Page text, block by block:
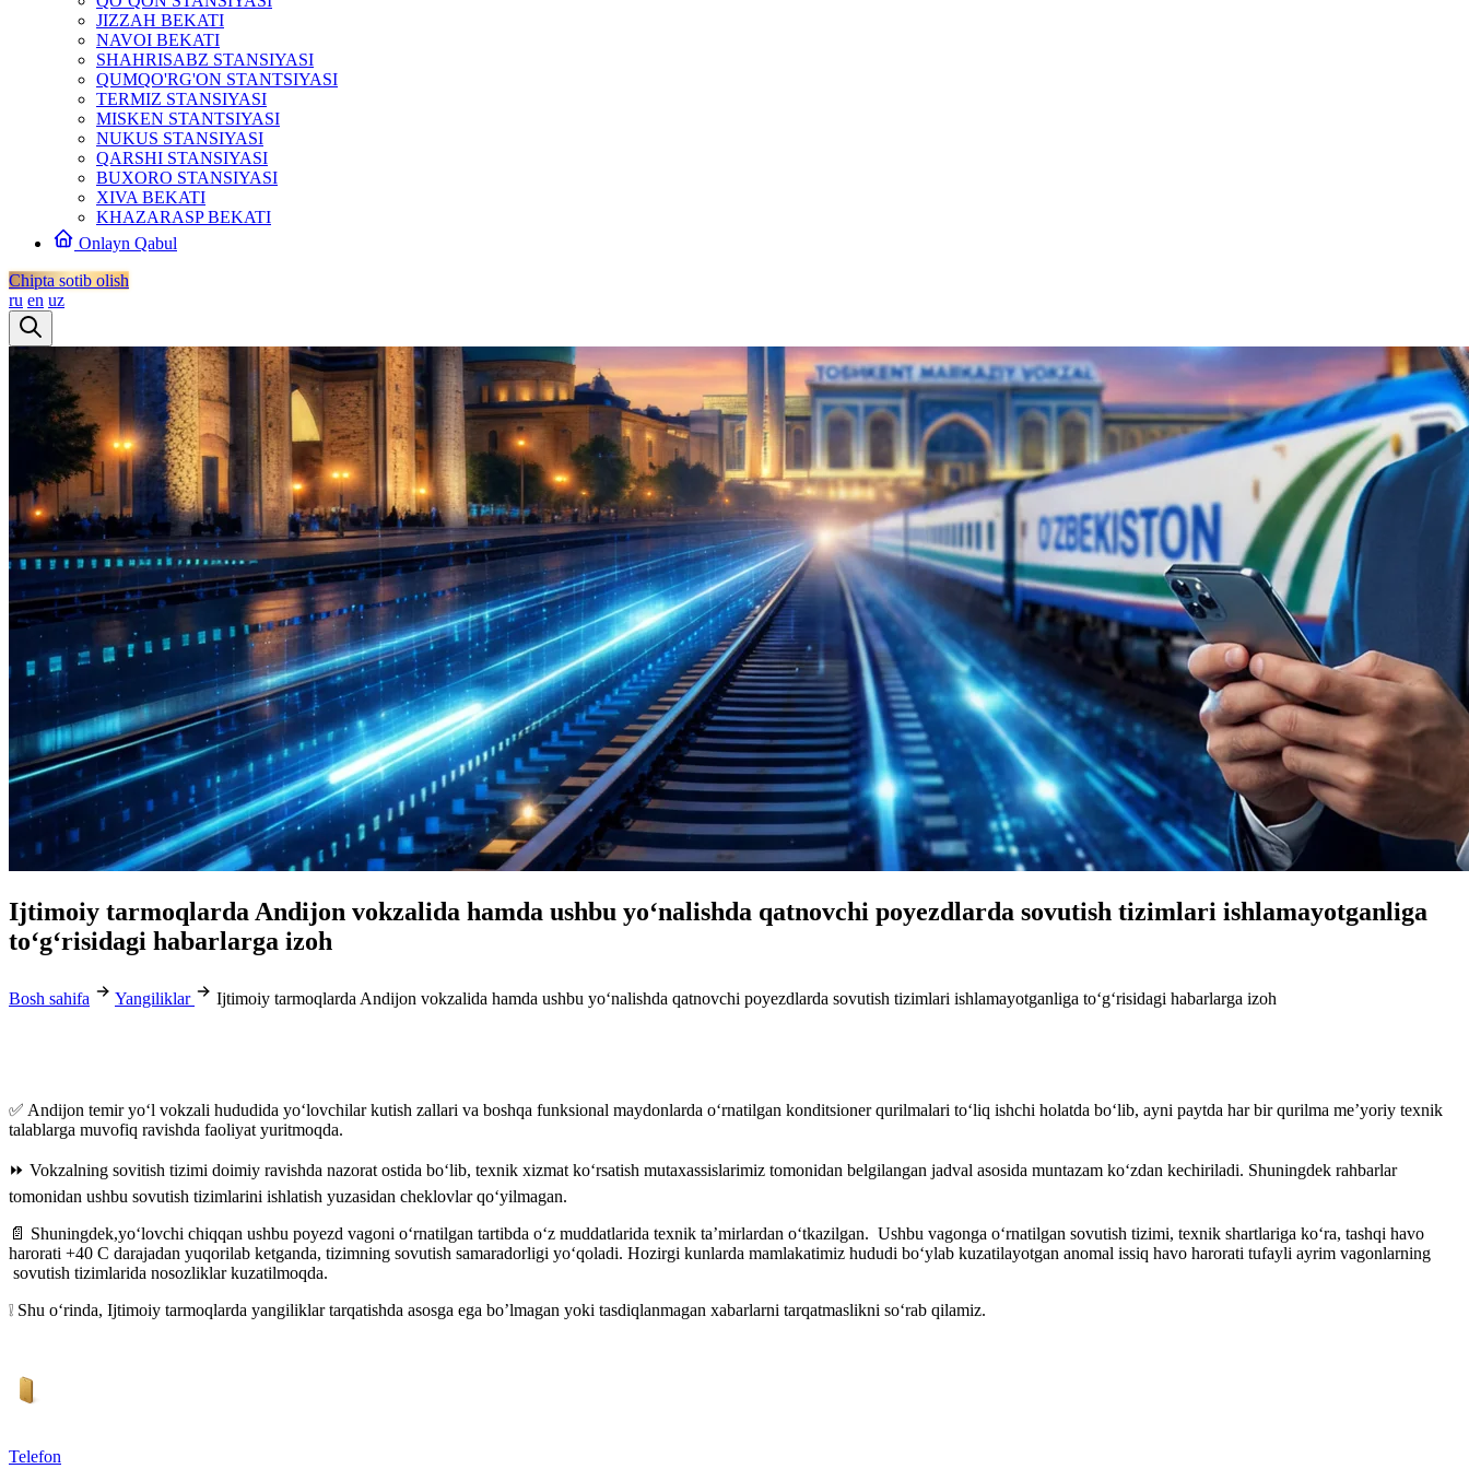
JIZZAH BEKATI
NAVOI BEKATI
SHAHRISABZ STANSIYASI
QUMQO'RG'ON STANTSIYASI
TERMIZ STANSIYASI
MISKEN STANTSIYASI
NUKUS STANSIYASI
QARSHI STANSIYASI
BUXORO STANSIYASI
XIVA BEKATI
KHAZARASP BEKATI
Onlayn Qabul
Chipta sotib olish
ru en uz
Ijtimoiy tarmoqlarda Andijon vokzalida hamda ushbu yoʻnalishda qatnovchi poyezdlarda sovutish tizimlari ishlamayotganliga
toʻgʻrisidagi habarlarga izoh
Bosh sahifa Yangiliklar Ijtimoiy tarmoqlarda Andijon vokzalida hamda ushbu yoʻnalishda qatnovchi poyezdlarda sovutish tizimlari ishlamayotganliga toʻgʻrisidagi habarlarga izoh
✅ Andijon temir yo‘l vokzali hududida yo‘lovchilar kutish zallari va boshqa funksional maydonlarda o‘rnatilgan konditsioner qurilmalari to‘liq ishchi holatda bo‘lib, ayni paytda har bir qurilma me’yoriy texnik
talablarga muvofiq ravishda faoliyat yuritmoqda.
⏩ Vokzalning sovitish tizimi doimiy ravishda nazorat ostida bo‘lib, texnik xizmat ko‘rsatish mutaxassislarimiz tomonidan belgilangan jadval asosida muntazam ko‘zdan kechiriladi. Shuningdek rahbarlar
tomonidan ushbu sovutish tizimlarini ishlatish yuzasidan cheklovlar qoʻyilmagan.
📄 Shuningdek,yoʻlovchi chiqqan ushbu poyezd vagoni o‘rnatilgan tartibda o‘z muddatlarida texnik ta’mirlardan o‘tkazilgan. Ushbu vagonga o‘rnatilgan sovutish tizimi, texnik shartlariga ko‘ra, tashqi havo
harorati +40 C darajadan yuqorilab ketganda, tizimning sovutish samaradorligi yo‘qoladi. Hozirgi kunlarda mamlakatimiz hududi bo‘ylab kuzatilayotgan anomal issiq havo harorati tufayli ayrim vagonlarning
sovutish tizimlarida nosozliklar kuzatilmoqda.
❕ Shu oʻrinda, Ijtimoiy tarmoqlarda yangiliklar tarqatishda asosga ega bo’lmagan yoki tasdiqlanmagan xabarlarni tarqatmaslikni soʻrab qilamiz.
Telefon